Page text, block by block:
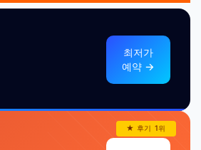
최저가
예약 →
★ 후기 1위